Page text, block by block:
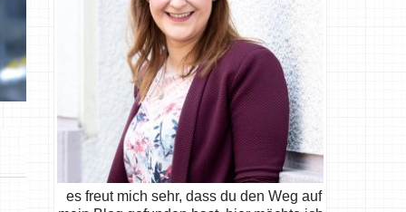
es freut mich sehr, dass du den Weg auf